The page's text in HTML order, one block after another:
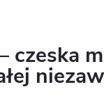
czeska